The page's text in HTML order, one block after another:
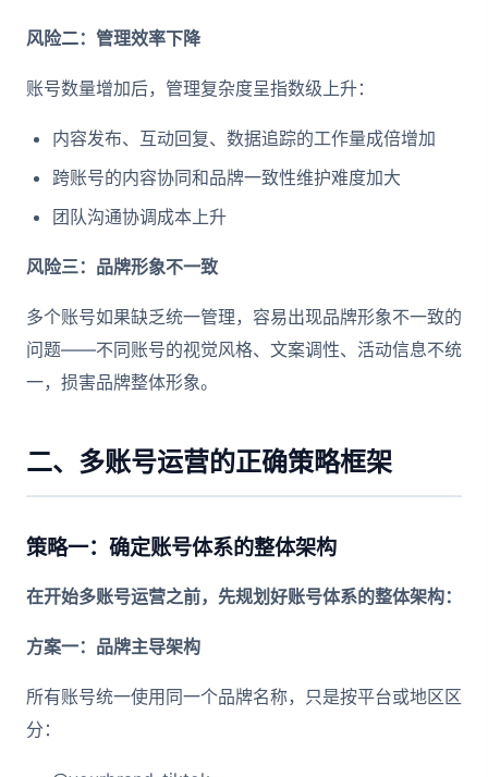
风险二：管理效率下降
账号数量增加后，管理复杂度呈指数级上升：
内容发布、互动回复、数据追踪的工作量成倍增加
跨账号的内容协同和品牌一致性维护难度加大
团队沟通协调成本上升
风险三：品牌形象不一致
多个账号如果缺乏统一管理，容易出现品牌形象不一致的
问题——不同账号的视觉风格、文案调性、活动信息不统
一，损害品牌整体形象。
二、多账号运营的正确策略框架
策略一：确定账号体系的整体架构
在开始多账号运营之前，先规划好账号体系的整体架构：
方案一：品牌主导架构
所有账号统一使用同一个品牌名称，只是按平台或地区区
分：